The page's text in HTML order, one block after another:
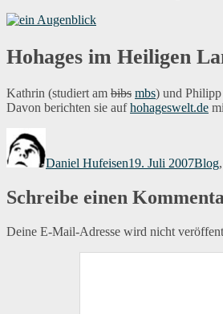
Hohages im Heiligen
Kathrin (studiert am bibs mbs) und
Davon berichten sie aufhohageswelt.de
Daniel Hufeisen19. Juli 2007Blog,
Schreibe einen
Deine E-Mail-Adresse wird nicht